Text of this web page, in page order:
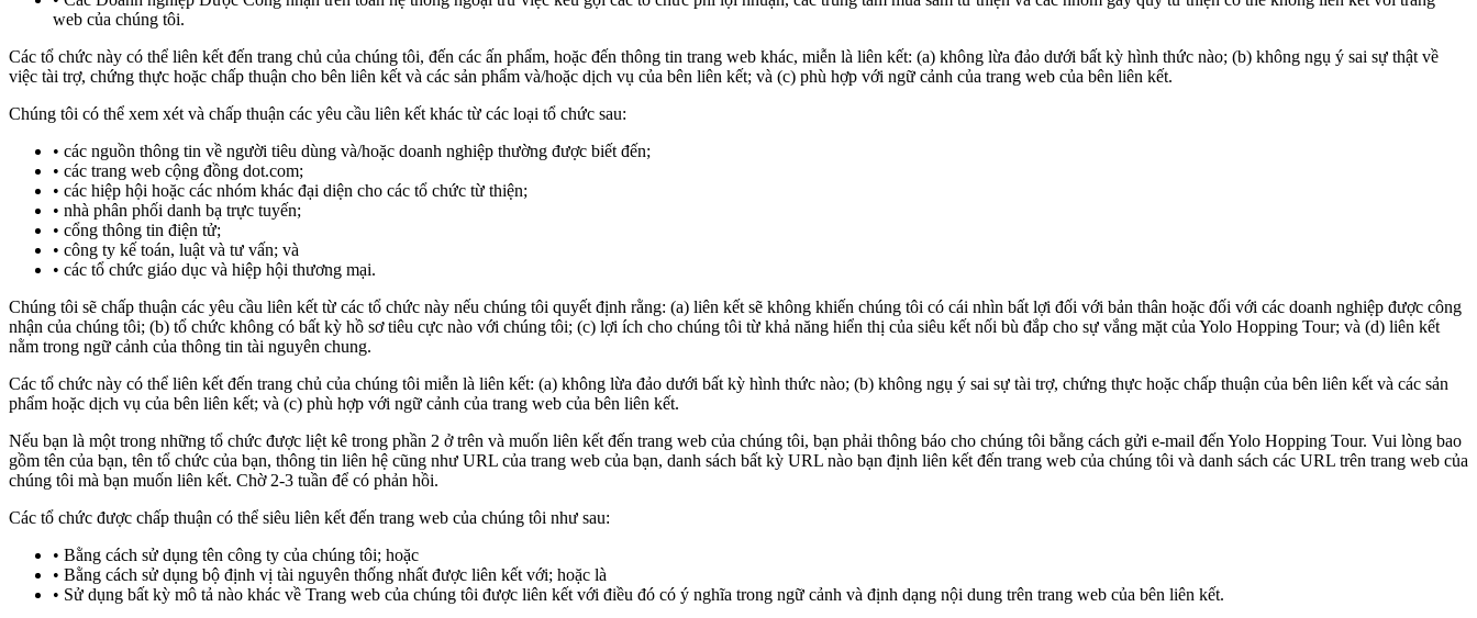
web của chúng tôi.
Các tổ chức này có thể liên kết đến trang chủ của chúng tôi, đến các ấn phẩm, hoặc đến thông tin trang web khác, miễn là liên kết: (a) không lừa đảo dưới bất kỳ hình thức nào; (b) không ngụ ý sai sự thật về
việc tài trợ, chứng thực hoặc chấp thuận cho bên liên kết và các sản phẩm và/hoặc dịch vụ của bên liên kết; và (c) phù hợp với ngữ cảnh của trang web của bên liên kết.
Chúng tôi có thể xem xét và chấp thuận các yêu cầu liên kết khác từ các loại tổ chức sau:
các nguồn thông tin về người tiêu dùng và/hoặc doanh nghiệp thường được biết đến;
các trang web cộng đồng dot.com;
các hiệp hội hoặc các nhóm khác đại diện cho các tổ chức từ thiện;
nhà phân phối danh bạ trực tuyến;
cổng thông tin điện tử;
công ty kế toán, luật và tư vấn; và
các tổ chức giáo dục và hiệp hội thương mại.
Chúng tôi sẽ chấp thuận các yêu cầu liên kết từ các tổ chức này nếu chúng tôi quyết định rằng: (a) liên kết sẽ không khiến chúng tôi có cái nhìn bất lợi đối với bản thân hoặc đối với các doanh nghiệp được công
nhận của chúng tôi; (b) tổ chức không có bất kỳ hồ sơ tiêu cực nào với chúng tôi; (c) lợi ích cho chúng tôi từ khả năng hiển thị của siêu kết nối bù đắp cho sự vắng mặt của Yolo Hopping Tour; và (d) liên kết
nằm trong ngữ cảnh của thông tin tài nguyên chung.
Các tổ chức này có thể liên kết đến trang chủ của chúng tôi miễn là liên kết: (a) không lừa đảo dưới bất kỳ hình thức nào; (b) không ngụ ý sai sự tài trợ, chứng thực hoặc chấp thuận của bên liên kết và các sản
phẩm hoặc dịch vụ của bên liên kết; và (c) phù hợp với ngữ cảnh của trang web của bên liên kết.
Nếu bạn là một trong những tổ chức được liệt kê trong phần 2 ở trên và muốn liên kết đến trang web của chúng tôi, bạn phải thông báo cho chúng tôi bằng cách gửi e-mail đến Yolo Hopping Tour. Vui lòng bao
gồm tên của bạn, tên tổ chức của bạn, thông tin liên hệ cũng như URL của trang web của bạn, danh sách bất kỳ URL nào bạn định liên kết đến trang web của chúng tôi và danh sách các URL trên trang web của
chúng tôi mà bạn muốn liên kết. Chờ 2-3 tuần để có phản hồi.
Các tổ chức được chấp thuận có thể siêu liên kết đến trang web của chúng tôi như sau:
Bằng cách sử dụng tên công ty của chúng tôi; hoặc
Bằng cách sử dụng bộ định vị tài nguyên thống nhất được liên kết với; hoặc là
Sử dụng bất kỳ mô tả nào khác về Trang web của chúng tôi được liên kết với điều đó có ý nghĩa trong ngữ cảnh và định dạng nội dung trên trang web của bên liên kết.